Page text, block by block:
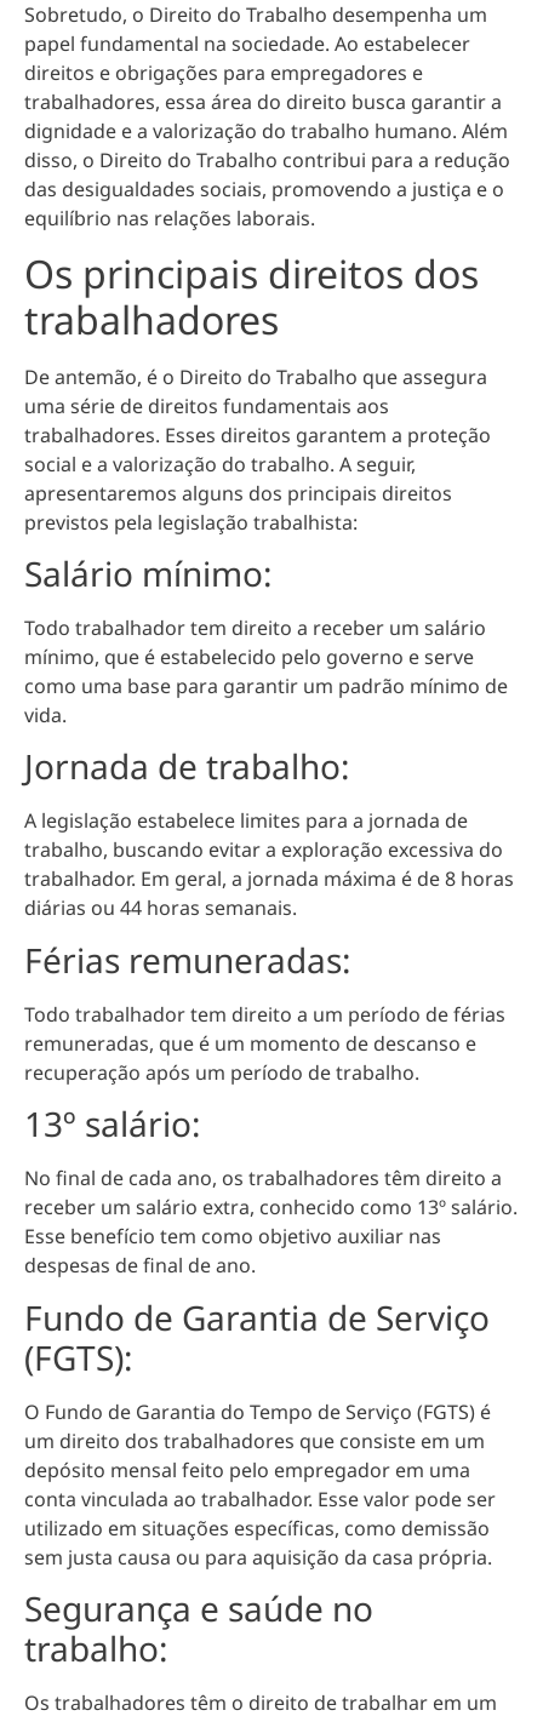
Sobretudo, o Direito do Trabalho desempenha um
papel fundamental na sociedade. Ao estabelecer
direitos e obrigações para empregadores e
trabalhadores, essa área do direito busca garantir a
dignidade e a valorização do trabalho humano. Além
disso, o Direito do Trabalho contribui para a redução
das desigualdades sociais, promovendo a justiça e o
equilíbrio nas relações laborais.
Os principais direitos dos
trabalhadores
De antemão, é o Direito do Trabalho que assegura
uma série de direitos fundamentais aos
trabalhadores. Esses direitos garantem a proteção
social e a valorização do trabalho. A seguir,
apresentaremos alguns dos principais direitos
previstos pela legislação trabalhista:
Salário mínimo:
Todo trabalhador tem direito a receber um salário
mínimo, que é estabelecido pelo governo e serve
como uma base para garantir um padrão mínimo de
vida.
Jornada de trabalho:
A legislação estabelece limites para a jornada de
trabalho, buscando evitar a exploração excessiva do
trabalhador. Em geral, a jornada máxima é de 8 horas
diárias ou 44 horas semanais.
Férias remuneradas:
Todo trabalhador tem direito a um período de férias
remuneradas, que é um momento de descanso e
recuperação após um período de trabalho.
13º salário:
No final de cada ano, os trabalhadores têm direito a
receber um salário extra, conhecido como 13º salário.
Esse benefício tem como objetivo auxiliar nas
despesas de final de ano.
Fundo de Garantia de Serviço
(FGTS):
O Fundo de Garantia do Tempo de Serviço (FGTS) é
um direito dos trabalhadores que consiste em um
depósito mensal feito pelo empregador em uma
conta vinculada ao trabalhador. Esse valor pode ser
utilizado em situações específicas, como demissão
sem justa causa ou para aquisição da casa própria.
Segurança e saúde no
trabalho:
Os trabalhadores têm o direito de trabalhar em um